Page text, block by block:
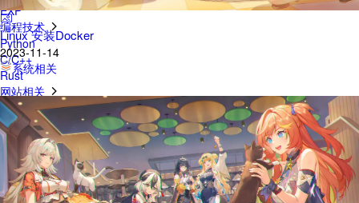
EXP
编程技术
Python
C/C++
Rust
网站相关
青龙面板
Sanic
归档
日志
项目计划
目 录CONTENT
Linux 安装Docker
2023-11-14
系统相关